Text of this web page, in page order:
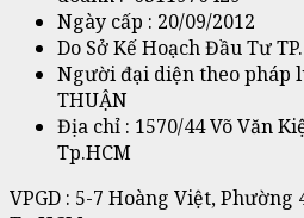
Ngày cấp : 20/09/2012
Do Sở Kế Hoạch Đầu Tư
Người đại diện theo pháp
THUẬN
Địa chỉ : 1570/44 Võ Văn
Tp.HCM​
VPGD : 5-7 Hoàng Việt, Phường